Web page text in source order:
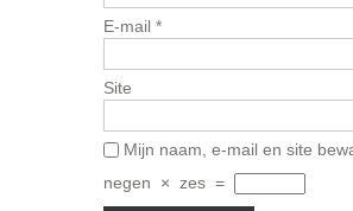
E-mail *
Site
Mijn naam, e-mail en site
negen
× zes =